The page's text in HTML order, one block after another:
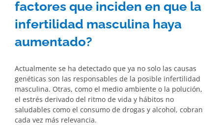
factores que inciden en que la
infertilidad masculina haya
aumentado?
Actualmente se ha detectado que ya no solo las causas
genéticas son las responsables de la posible infertilidad
masculina. Otras, como el medio ambiente o la polución,
el estrés derivado del ritmo de vida y hábitos no
saludables como el consumo de drogas y alcohol, cobran
cada vez más relevancia.